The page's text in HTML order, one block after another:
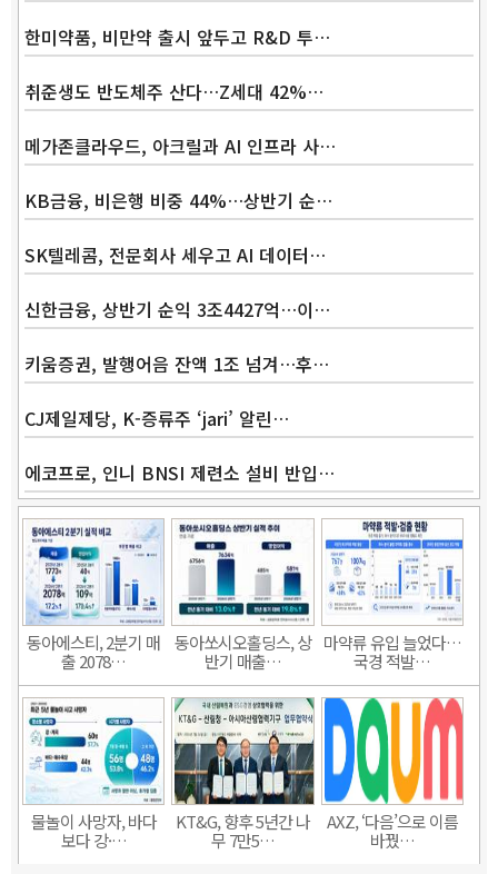
한미약품, 비만약 출시 앞두고 R&D 투…
취준생도 반도체주 산다…Z세대 42%…
메가존클라우드, 아크릴과 AI 인프라 사…
KB금융, 비은행 비중 44%…상반기 순…
SK텔레콤, 전문회사 세우고 AI 데이터…
신한금융, 상반기 순익 3조4427억…이…
키움증권, 발행어음 잔액 1조 넘겨…후…
CJ제일제당, K-증류주 ‘jari’ 알린…
에코프로, 인니 BNSI 제련소 설비 반입…
동아에스티, 2분기 매
출 2078…
동아쏘시오홀딩스, 상
반기 매출…
마약류 유입 늘었다…
국경 적발…
물놀이 사망자, 바다
보다 강·…
KT&G, 향후 5년간 나
무 7만5…
AXZ, ‘다음’으로 이름
바꿨…